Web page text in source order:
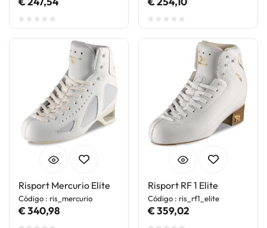
Risport Mercurio Elite
Código : ris_mercurio
€ 340,98
Risport RF 1 Elite
Código : ris_rf1_elite
€ 359,02